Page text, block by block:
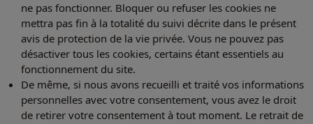
ne pas fonctionner. Bloquer ou refuser les cookies ne
mettra pas fin à la totalité du suivi décrite dans le présent
avis de protection de la vie privée. Vous ne pouvez pas
désactiver tous les cookies, certains étant essentiels au
fonctionnement du site.
De même, si nous avons recueilli et traité vos informations
personnelles avec votre consentement, vous avez le droit
de retirer votre consentement à tout moment. Le retrait de